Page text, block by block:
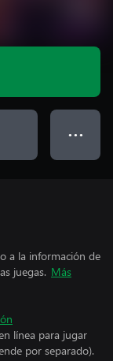
● ● ●
a la información de
juegas. Más
línea para jugar
por separado).